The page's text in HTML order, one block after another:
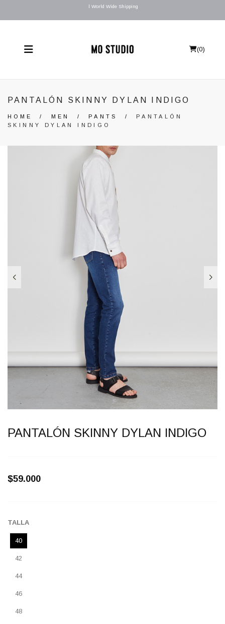
l World Wide Shipping
(0)
PANTALÓN SKINNY DYLAN INDIGO
HOME / MEN / PANTS / PANTALÓN
SKINNY DYLAN INDIGO
PANTALÓN SKINNY DYLAN INDIGO
$59.000
TALLA
40
42
44
46
48